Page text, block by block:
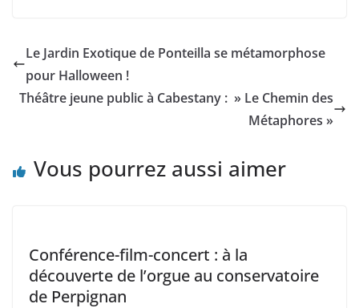
Le Jardin Exotique de Ponteilla se métamorphose
pour Halloween !
Théâtre jeune public à Cabestany : » Le Chemin des
Métaphores »
Vous pourrez aussi aimer
Conférence-film-concert : à la
découverte de l’orgue au conservatoire
de Perpignan